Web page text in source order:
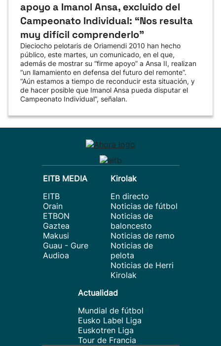
apoyo a Imanol Ansa, excluido del
Campeonato Individual: “Nos resulta
muy difícil comprenderlo”
Dieciocho pelotaris de Oriamendi 2010 han hecho
público, este martes, un comunicado, en el que,
además de mostrar su “firme apoyo” a Ansa II, realizan
“un llamamiento en defensa del futuro del remonte”.
“Aún estamos a tiempo de reconducir esta situación, y
de hacer posible que Imanol Ansa pueda disputar el
Campeonato Individual”, señalan.
EITB MEDIA
EITB
Orain
ETBON
Gaztea
Makusi
Guau - Gure
Audioa
Kirolak
En directo
Noticias de fútbol
Noticias de
baloncesto
Noticias de remo
Noticias de
pelota
Noticias de Herri
Kirolak
Actualidad
Mundial de fútbol
Eusko Label Liga
Euskotren Liga
Tour de Francia